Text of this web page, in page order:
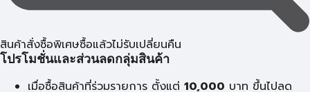
สินค้าสั่งซื้อพิเศษซื้อแล้วไม่รับเปลี่ยนคืน
โปรโมชั่นและส่วนลดกลุ่มสินค้า
เมื่อซื้อสินค้าที่ร่วมรายการ ตั้งแต่ 10,000 บาท ขึ้นไปลด